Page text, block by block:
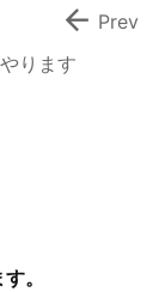
ります
 Prev
。